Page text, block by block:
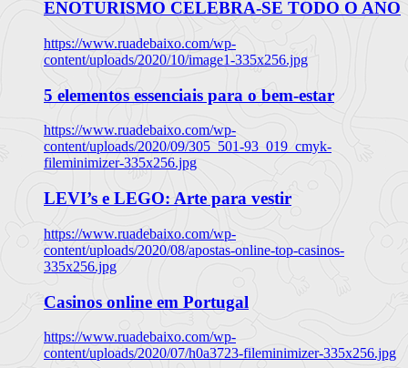
ENOTURISMO CELEBRA-SE TODO O ANO
https://www.ruadebaixo.com/wp-
content/uploads/2020/10/image1-335x256.jpg
5 elementos essenciais para o bem-estar
https://www.ruadebaixo.com/wp-
content/uploads/2020/09/305_501-93_019_cmyk-
fileminimizer-335x256.jpg
LEVI’s e LEGO: Arte para vestir
https://www.ruadebaixo.com/wp-
content/uploads/2020/08/apostas-online-top-casinos-
335x256.jpg
Casinos online em Portugal
https://www.ruadebaixo.com/wp-
content/uploads/2020/07/h0a3723-fileminimizer-335x256.jpg